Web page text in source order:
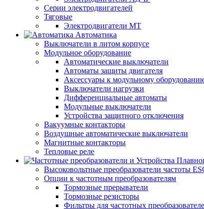
Серии электродвигателей
Тяговые
Электродвигатели МТ
Автоматика
Выключатели в литом корпусе
Модульное оборудование
Автоматические выключатели
Автоматы защиты двигателя
Аксессуары к модульному
Выключатели нагрузки
Дифференциальные автоматы
Модульные выключатели
Устройства защитного отключения
Вакуумные контакторы
Воздушные автоматические выключатели
Магнитные контакторы
Тепловые реле
Высоковольтные преобразователи частоты
Опции к частотным преобразователям
Тормозные прерыватели
Тормозные резисторы
Фильтры для частотных